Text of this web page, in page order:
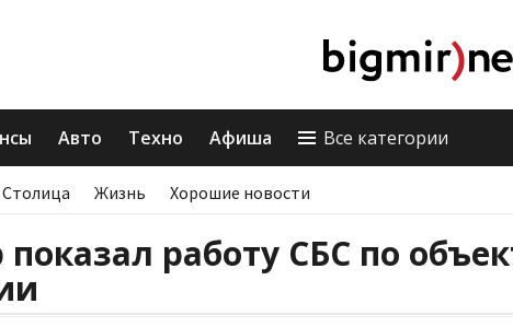
Авто Техно Афиша Все категории
Столица Жизнь Хорошие новости
работу СБС по